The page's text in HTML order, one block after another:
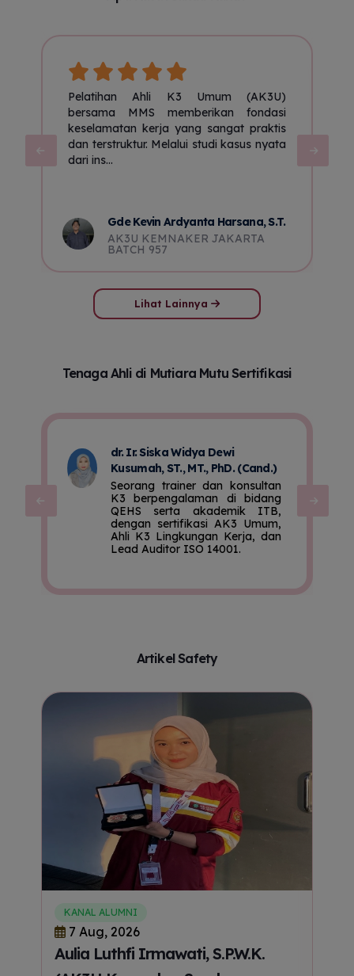
Pelatihan Ahli K3 Umum (AK3U)
bersama MMS memberikan fondasi
keselamatan kerja yang sangat praktis
dan terstruktur. Melalui studi kasus nyata
dari ins...
Gde Kevin Ardyanta Harsana, S.T.
AK3U KEMNAKER JAKARTA
BATCH 957
Lihat Lainnya
Tenaga Ahli di Mutiara Mutu Sertifikasi
dr. Ir. Siska Widya Dewi
Kusumah, ST., MT., PhD. (Cand.)
Seorang trainer dan konsultan
K3 berpengalaman di bidang
QEHS serta akademik ITB,
dengan sertifikasi AK3 Umum,
Ahli K3 Lingkungan Kerja, dan
Lead Auditor ISO 14001.
Artikel Safety
KANAL ALUMNI
7 Aug, 2026
Aulia Luthfi Irmawati, S.P.W.K.